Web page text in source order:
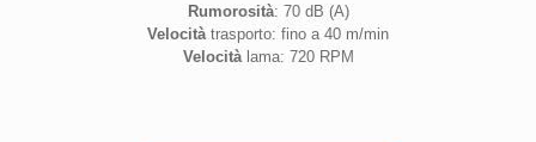
Rumorosità: 70 dB (A)
Velocità trasporto: fino a 40 m/min
Velocitàlama: 720 RPM